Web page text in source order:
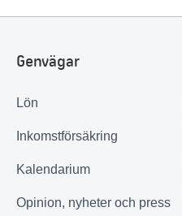
Genvägar
Lön
Inkomstförsäkring
Kalendarium
Opinion, nyheter och press